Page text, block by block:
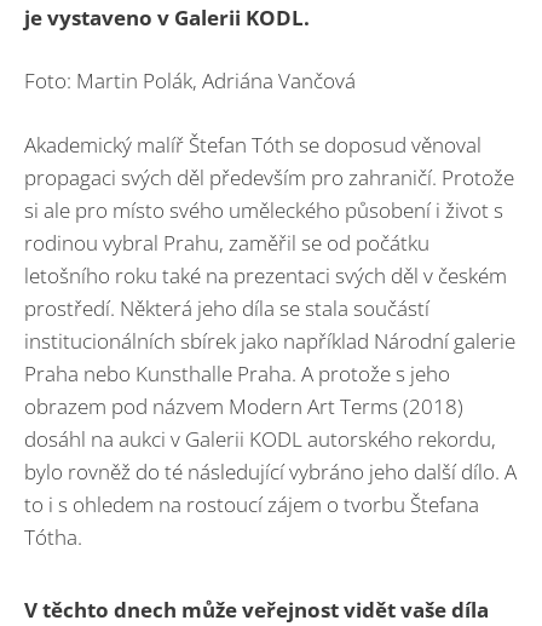
je vystaveno v Galerii KODL.
Foto: Martin Polák, Adriána Vančová
Akademický malíř Štefan Tóth se doposud věnoval
propagaci svých děl především pro zahraničí. Protože
si ale pro místo svého uměleckého působení i život s
rodinou vybral Prahu, zaměřil se od počátku
letošního roku také na prezentaci svých děl v českém
prostředí. Některá jeho díla se stala součástí
institucionálních sbírek jako například Národní galerie
Praha nebo Kunsthalle Praha. A protože s jeho
obrazem pod názvem Modern Art Terms (2018)
dosáhl na aukci v Galerii KODL autorského rekordu,
bylo rovněž do té následující vybráno jeho další dílo. A
to i s ohledem na rostoucí zájem o tvorbu Štefana
Tótha.
V těchto dnech může veřejnost vidět vaše díla